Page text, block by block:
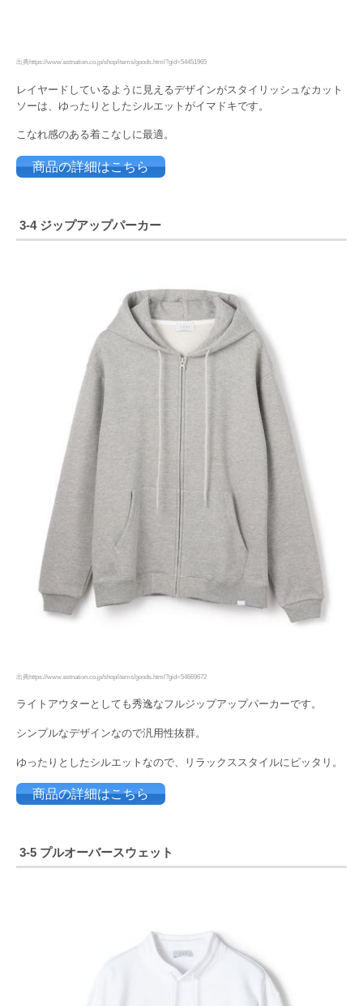
出典https://www.estnation.co.jp/shop/items/goods.html?gid=54451965
レイヤードしているように見えるデザインがスタイリッシュなカット
ソーは、ゆったりとしたシルエットがイマドキです。
こなれ感のある着こなしに最適。
商品の詳細はこちら
3-4 ジップアップパーカー
出典https://www.estnation.co.jp/shop/items/goods.html?gid=54669672
ライトアウターとしても秀逸なフルジップアップパーカーです。
シンプルなデザインなので汎用性抜群。
ゆったりとしたシルエットなので、リラックススタイルにピッタリ。
商品の詳細はこちら
3-5 プルオーバースウェット